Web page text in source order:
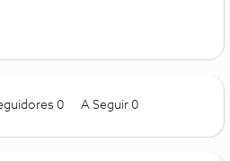
0 A Seguir 0